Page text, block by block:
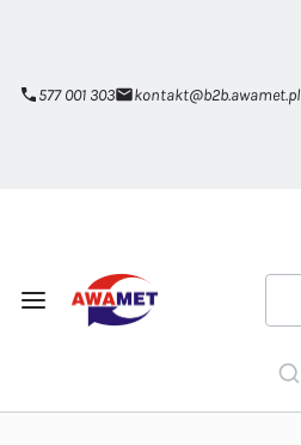
577 001 303
kontakt@b2b.awamet.pl